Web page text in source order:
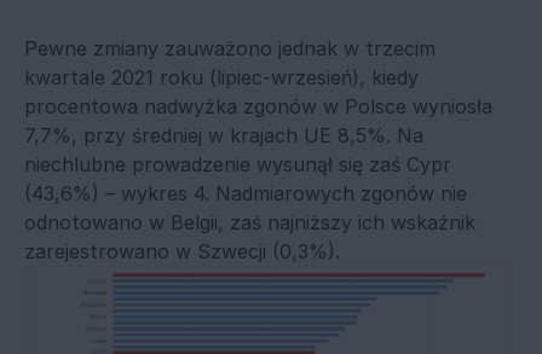
Pewne zmiany zauważono jednak w trzecim
kwartale 2021 roku (lipiec-wrzesień), kiedy
procentowa nadwyżka zgonów w Polsce wyniosła
7,7%, przy średniej w krajach UE 8,5%. Na
niechlubne prowadzenie wysunął się zaś Cypr
(43,6%) – wykres 4. Nadmiarowych zgonów nie
odnotowano w Belgii, zaś najniższy ich wskaźnik
zarejestrowano w Szwecji (0,3%).